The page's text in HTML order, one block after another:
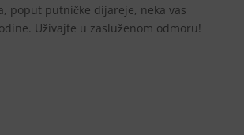
poput putničke dijareje, neka vas
Uživajte u zasluženom odmoru!